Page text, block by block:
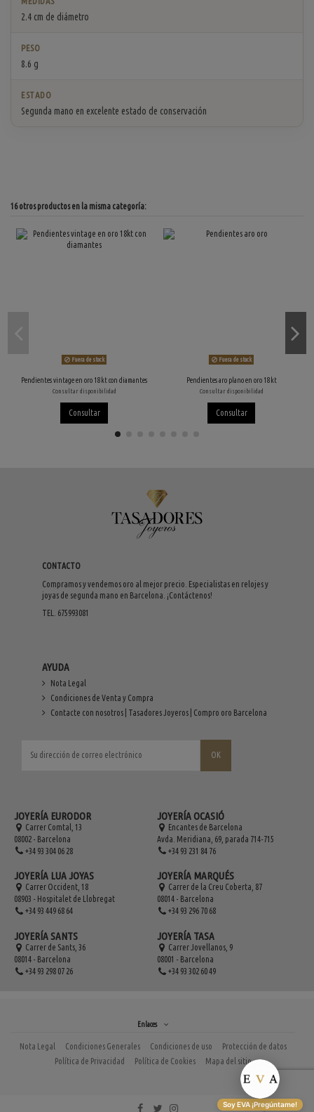
2.4 cm de diámetro
PESO
8.6 g
ESTADO
Segunda mano en excelente estado de conservación
16 otros productos en la misma categoría:
Fuera de stock
Pendientes vintage en oro 18kt con diamantes
Consultar disponibilidad
Consultar
Fuera de stock
Pendientes aro plano en oro 18kt
Consultar disponibilidad
Consultar
CONTACTO
Compramos y vendemos oro al mejor precio. Especialistas en relojes y
joyas de segunda mano en Barcelona. ¡Contáctenos!
TEL. 675993081
AYUDA
Nota Legal
Condiciones de Venta y Compra
Contacte con nosotros | Tasadores Joyeros | Compro oro Barcelona
JOYERÍA EURODOR
Carrer Comtal, 13
08002 - Barcelona
+34 93 304 06 28
JOYERÍA LUA JOYAS
Carrer Occident, 18
08903 - Hospitalet de Llobregat
+34 93 449 68 64
JOYERÍA SANTS
Carrer de Sants, 36
08014 - Barcelona
+34 93 298 07 26
JOYERÍA OCASIÓ
Encantes de Barcelona
Avda. Meridiana, 69, parada 714-715
+34 93 231 84 76
JOYERÍA MARQUÉS
Carrer de la Creu Coberta, 87
08014 - Barcelona
+34 93 296 70 68
JOYERÍA TASA
Carrer Jovellanos, 9
08001 - Barcelona
+34 93 302 60 49
Enlaces
Nota Legal Condiciones Generales Condiciones de uso
Protección de datos
Política de Privacidad
Política de Cookies Mapa del sitio
Soy EVA ¡Pregúntame!